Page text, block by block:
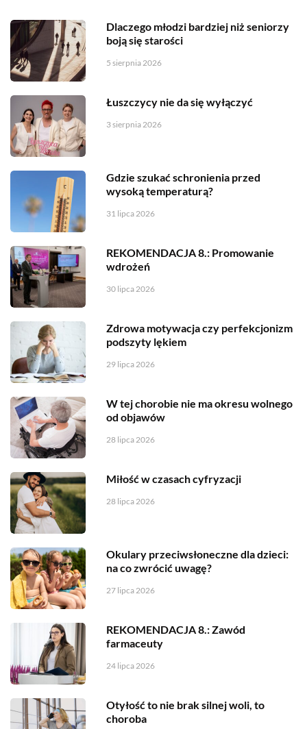
Dlaczego młodzi bardziej niż seniorzy
boją się starości
5 sierpnia 2026
Łuszczycy nie da się wyłączyć
3 sierpnia 2026
Gdzie szukać schronienia przed
wysoką temperaturą?
31 lipca 2026
REKOMENDACJA 8.: Promowanie
wdrożeń
30 lipca 2026
Zdrowa motywacja czy perfekcjonizm
podszyty lękiem
29 lipca 2026
W tej chorobie nie ma okresu wolnego
od objawów
28 lipca 2026
Miłość w czasach cyfryzacji
28 lipca 2026
Okulary przeciwsłoneczne dla dzieci:
na co zwrócić uwagę?
27 lipca 2026
REKOMENDACJA 8.: Zawód
farmaceuty
24 lipca 2026
Otyłość to nie brak silnej woli, to
choroba